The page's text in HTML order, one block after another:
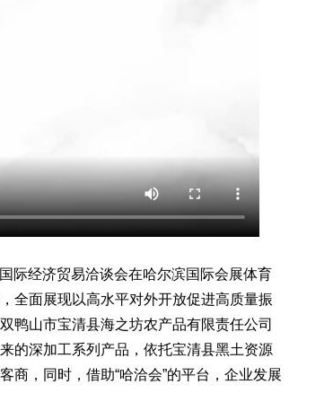
经济贸易洽谈会在哈尔滨国际会展体育
全面展现以高水平对外开放促进高质量振
鸭山市宝清县海之坊农产品有限责任公司
的深加工系列产品，依托宝清县黑土资源
商，同时，借助“哈洽会”的平台，企业发展